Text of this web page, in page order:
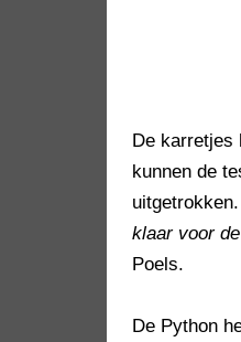
De karretjes
kunnen de
klaar voor
Poels.
De Python